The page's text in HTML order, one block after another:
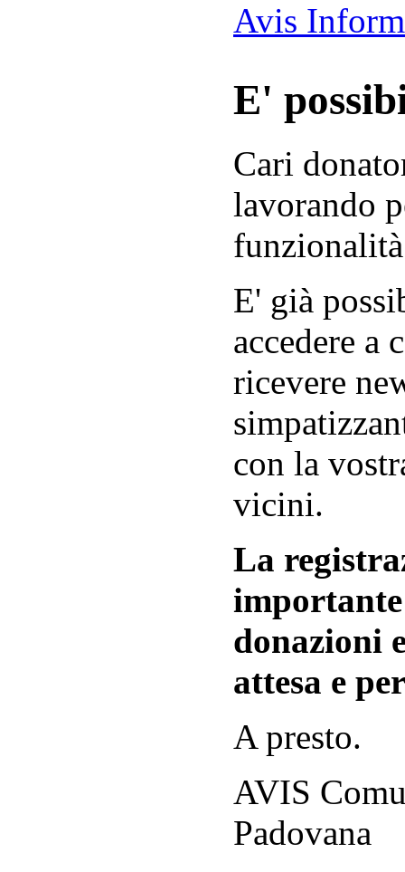
Avis
E'
Cari
lavorando
E' già
accedere a
ricevere
con la
vicini.
La
donazioni
attesa e
A presto.
AVIS
Padovana